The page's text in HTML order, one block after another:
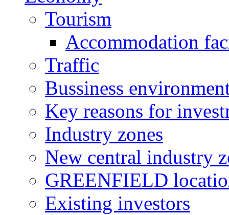
Tourism
Accommodation
Traffic
Bussiness
Key reasons for
Industry zones
New central industry
GREENFIELD
Existing investors